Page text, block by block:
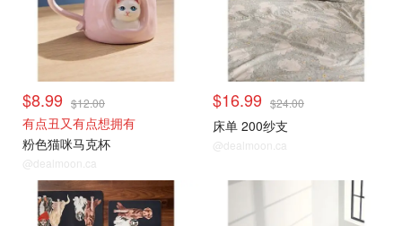
$8.99 $12.00
有点丑又有点想拥有
粉色猫咪马克杯
@dealmoon.ca
$16.99 $24.00
床单 200纱支
@dealmoon.ca